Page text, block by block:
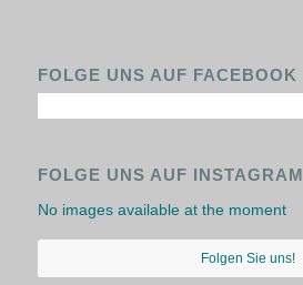
FOLGE UNS AUF FACEBOOK
FOLGE UNS AUF INSTAGRAM
No images available at the moment
Folgen Sie uns!